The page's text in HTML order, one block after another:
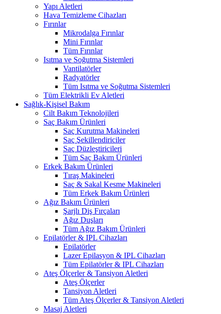
Yapı Aletleri
Hava Temizleme Cihazları
Fırınlar
Mikrodalga Fırınlar
Mini Fırınlar
Tüm Fırınlar
Isıtma ve Soğutma Sistemleri
Vantilatörler
Radyatörler
Tüm Isıtma ve Soğutma Sistemleri
Tüm Elektrikli Ev Aletleri
Sağlık-Kişisel Bakım
Cilt Bakım Teknolojileri
Saç Bakım Ürünleri
Saç Kurutma Makineleri
Saç Şekillendiriciler
Saç Düzleştiricileri
Tüm Saç Bakım Ürünleri
Erkek Bakım Ürünleri
Tıraş Makineleri
Saç & Sakal Kesme Makineleri
Tüm Erkek Bakım Ürünleri
Ağız Bakım Ürünleri
Şarjlı Diş Fırçaları
Ağız Duşları
Tüm Ağız Bakım Ürünleri
Epilatörler & IPL Cihazları
Epilatörler
Lazer Epilasyon & IPL Cihazları
Tüm Epilatörler & IPL Cihazları
Ateş Ölçerler & Tansiyon Aletleri
Ateş Ölçerler
Tansiyon Aletleri
Tüm Ateş Ölçerler & Tansiyon Aletleri
Masaj Aletleri